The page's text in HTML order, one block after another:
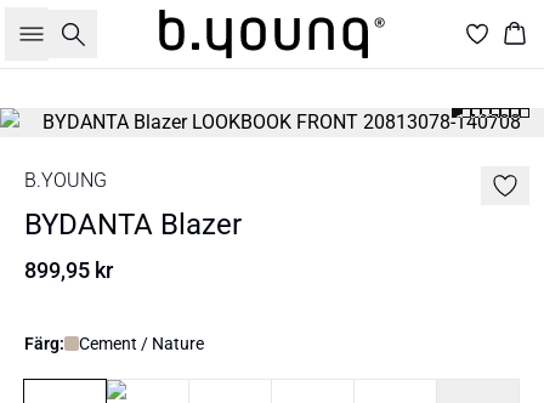
Sök
B.YOUNG
BYDANTA Blazer
899,95 kr
Färg: Cement / Nature